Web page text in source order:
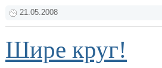
21.05.2008
Шире круг!